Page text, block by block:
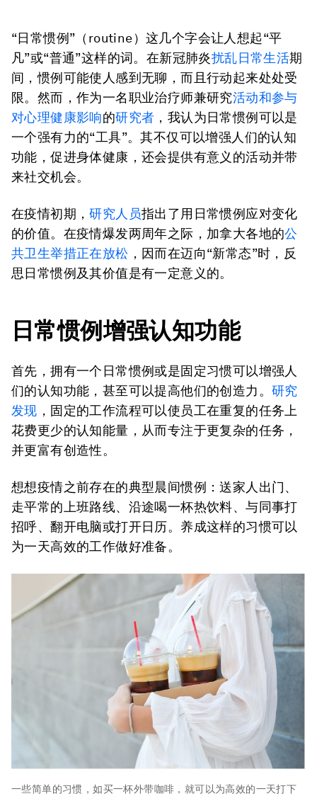
“日常惯例”（routine）这几个字会让人想起“平
凡”或“普通”这样的词。在新冠肺炎扰乱日常生活期
间，惯例可能使人感到无聊，而且行动起来处处受
限。然而，作为一名职业治疗师兼研究活动和参与
对心理健康影响的研究者 ，我认为日常惯例可以是
一个强有力的“工具”。其不仅可以增强人们的认知
功能，促进身体健康，还会提供有意义的活动并带
来社交机会。
在疫情初期，研究人员指出了用日常惯例应对变化
的价值。在疫情爆发两周年之际，加拿大各地的公
共卫生举措正在放松 ，因而在迈向“新常态”时，反
思日常惯例及其价值是有一定意义的。
日常惯例增强认知功能
首先，拥有一个日常惯例或是固定习惯可以增强人
们的认知功能，甚至可以提高他们的创造力。 研究
发现 ，固定的工作流程可以使员工在重复的任务上
花费更少的认知能量，从而专注于更复杂的任务，
并更富有创造性。
想想疫情之前存在的典型晨间惯例：送家人出门、
走平常的上班路线、沿途喝一杯热饮料、与同事打
招呼、翻开电脑或打开日历。养成这样的习惯可以
为一天高效的工作做好准备。
一些简单的习惯，如买一杯外带咖啡，就可以为高效的一天打下